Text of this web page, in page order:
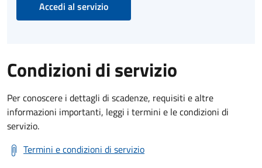
Accedi al servizio
Condizioni di servizio
Per conoscere i dettagli di scadenze, requisiti e altre
informazioni importanti, leggi i termini e le condizioni di
servizio.
Termini e condizioni di servizio